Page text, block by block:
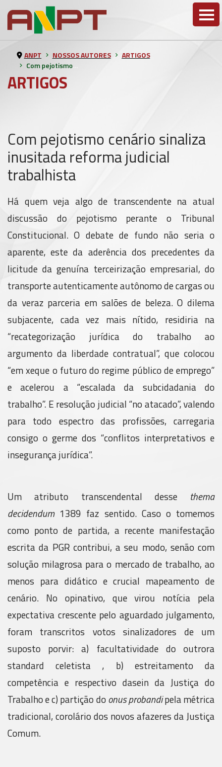
ARTIGOS
ANPT NOSSOS AUTORES
ARTIGOS
Com pejotismo cenário sinaliza inusitada reforma judicial trabalhista
Com pejotismo cenário sinaliza
inusitada reforma judicial
trabalhista
Há quem veja algo de transcendente na atual
discussão do pejotismo perante o Tribunal
Constitucional. O debate de fundo não seria o
aparente, este da aderência dos precedentes da
licitude da genuína terceirização empresarial, do
transporte autenticamente autônomo de cargas ou
da veraz parceria em salões de beleza. O dilema
subjacente, cada vez mais nítido, residiria na
“recategorização jurídica do trabalho ao
argumento da liberdade contratual”, que colocou
“em xeque o futuro do regime público de emprego”
e acelerou a “escalada da subcidadania do
trabalho”. E resolução judicial “no atacado”, valendo
para todo espectro das profissões, carregaria
consigo o germe dos “conflitos interpretativos e
insegurança jurídica”.
Um atributo transcendental dessethema
decidendum1389 faz sentido. Caso o tomemos
como ponto de partida, a recente manifestação
escrita da PGR contribui, a seu modo, senão com
solução milagrosa para o mercado de trabalho, ao
menos para didático e crucial mapeamento de
cenário. No opinativo, que virou notícia pela
expectativa crescente pelo aguardado julgamento,
foram transcritos votos sinalizadores de um
suposto porvir: a) facultatividade do outrora
standard celetista , b) estreitamento da
competência e respectivo dasein da Justiça do
Trabalho e c) partição doonus probandipela métrica
tradicional, corolário dos novos afazeres da Justiça
Comum.